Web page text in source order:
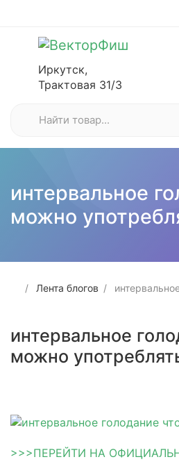
Иркутск,
Трактовая 31/3
интервальное
можно
Лента блогов
интервальное
можно
>>>ПЕРЕЙТИ НА